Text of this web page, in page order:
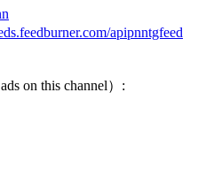
apipnntgfeed
on this channel）: